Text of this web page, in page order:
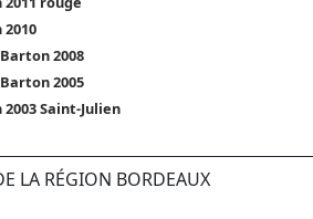
2008
2005
Saint-Julien
LA RÉGION BORDEAUX